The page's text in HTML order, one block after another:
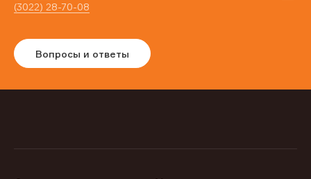
(3022) 28-70-08
Вопросы и ответы